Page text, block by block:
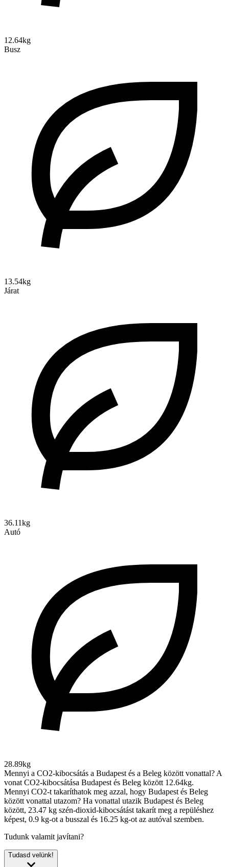
12.64kg
Busz
13.54kg
Járat
36.11kg
Autó
28.89kg
Mennyi a CO2-kibocsátás a Budapest és a Beleg között vonattal? A
vonat CO2-kibocsátása Budapest és Beleg között 12.64kg.
Mennyi CO2-t takaríthatok meg azzal, hogy Budapest és Beleg
között vonattal utazom? Ha vonattal utazik Budapest és Beleg
között, 23.47 kg szén-dioxid-kibocsátást takarít meg a repüléshez
képest, 0.9 kg-ot a busszal és 16.25 kg-ot az autóval szemben.
Tudunk valamit javítani?
Tudasd velünk!